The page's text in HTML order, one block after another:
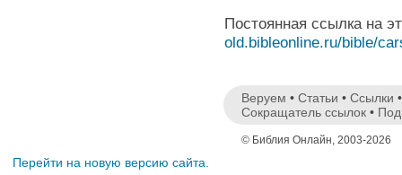
Постоянная ссылка на
old.bibleonline.ru/bible/
Веруем • Статьи • Ссылки
Сокращатель ссылок •
© Библия Онлайн, 2003-2026
Перейти на новую версию сайта.